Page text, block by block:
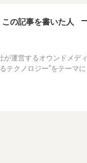
この記事を書いた人
が運営するオウンドメデ
テクノロジー”をテーマ